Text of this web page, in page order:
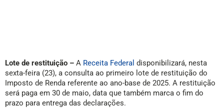
Lote de restituição – A Receita Federal disponibilizará, nesta
sexta-feira (23), a consulta ao primeiro lote de restituição do
Imposto de Renda referente ao ano-base de 2025. A restituição
será paga em 30 de maio, data que também marca o fim do
prazo para entrega das declarações.